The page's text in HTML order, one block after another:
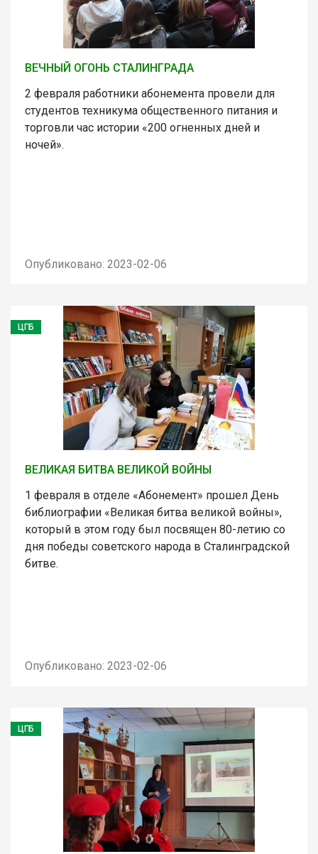
ВЕЧНЫЙ ОГОНЬ СТАЛИНГРАДА
2 февраля работники абонемента провели для
студентов техникума общественного питания и
торговли час истории «200 огненных дней и
ночей».
Опубликовано: 2023-02-06
ЦГБ
ВЕЛИКАЯ БИТВА ВЕЛИКОЙ ВОЙНЫ
1 февраля в отделе «Абонемент» прошел День
библиографии «Великая битва великой войны»,
который в этом году был посвящен 80-летию со
дня победы советского народа в Сталинградской
битве.
Опубликовано: 2023-02-06
ЦГБ